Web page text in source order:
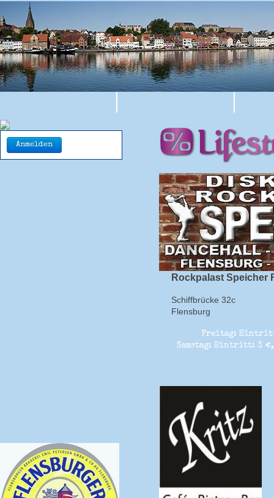
Anmelden
Rockpalast Speicher
Schiffbrücke 32c
Flensburg
Freitag:
Samstag: Eintritt: 3